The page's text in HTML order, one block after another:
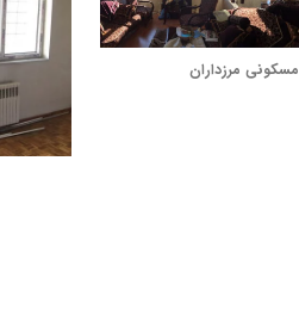
مسکونی مرزداران